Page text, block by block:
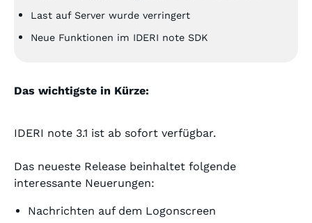
Last auf Server wurde verringert
Neue Funktionen im IDERI note SDK
Das wichtigste in Kürze:
IDERI note 3.1 ist ab sofort verfügbar.
Das neueste Release beinhaltet folgende
interessante Neuerungen:
Nachrichten auf dem Logonscreen